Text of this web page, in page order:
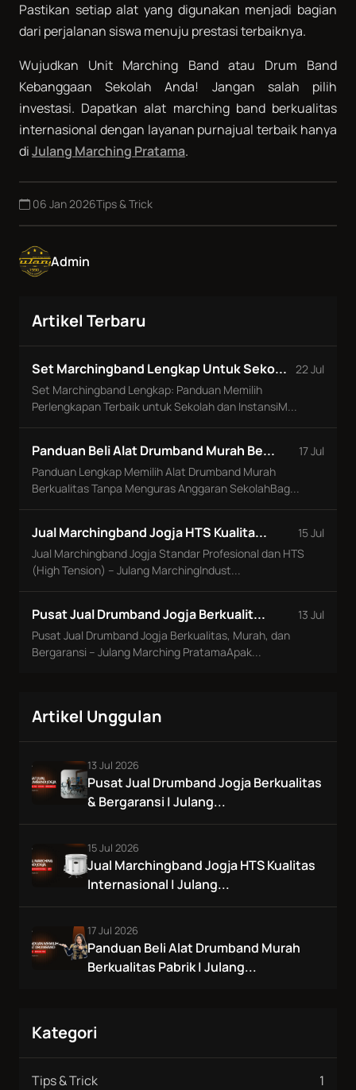
Pastikan setiap alat yang digunakan menjadi bagian
dari perjalanan siswa menuju prestasi terbaiknya.
Wujudkan Unit Marching Band atau Drum Band
Kebanggaan Sekolah Anda! Jangan salah pilih
investasi. Dapatkan alat marching band berkualitas
internasional dengan layanan purnajual terbaik hanya
diJulang Marching Pratama.
06 Jan 2026Tips & Trick
Admin
Artikel Terbaru
Set Marchingband Lengkap Untuk Seko...
22 Jul
Set Marchingband Lengkap: Panduan Memilih
Perlengkapan Terbaik untuk Sekolah dan InstansiM...
Panduan Beli Alat Drumband Murah Be...
17 Jul
Panduan Lengkap Memilih Alat Drumband Murah
Berkualitas Tanpa Menguras Anggaran SekolahBag...
Jual Marchingband Jogja HTS Kualita...
15 Jul
Jual Marchingband Jogja Standar Profesional dan HTS
(High Tension) – Julang MarchingIndust...
Pusat Jual Drumband Jogja Berkualit...
13 Jul
Pusat Jual Drumband Jogja Berkualitas, Murah, dan
Bergaransi – Julang Marching PratamaApak...
Artikel Unggulan
13 Jul 2026
Pusat Jual Drumband Jogja Berkualitas
& Bergaransi | Julang...
15 Jul 2026
Jual Marchingband Jogja HTS Kualitas
Internasional | Julang...
17 Jul 2026
Panduan Beli Alat Drumband Murah
Berkualitas Pabrik | Julang...
Kategori
Tips & Trick 1